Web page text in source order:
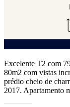
Excelente T2 com
80m2 com vistas
prédio cheio de
2017. Apartamento